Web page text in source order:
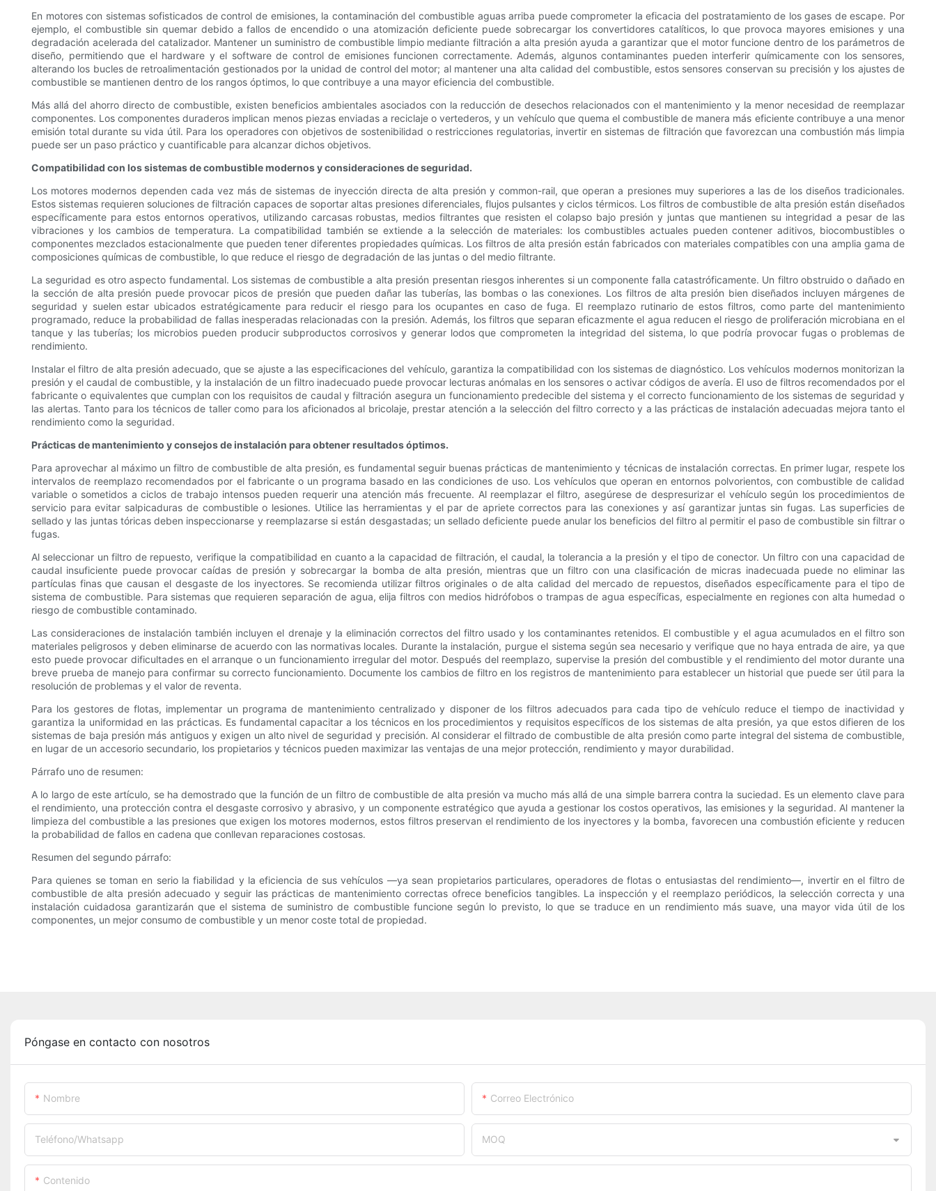
En motores con sistemas sofisticados de control de emisiones, la contaminación del combustible aguas arriba puede comprometer la eficacia del postratamiento de los gases de escape. Por
ejemplo, el combustible sin quemar debido a fallos de encendido o una atomización deficiente puede sobrecargar los convertidores catalíticos, lo que provoca mayores emisiones y una
degradación acelerada del catalizador. Mantener un suministro de combustible limpio mediante filtración a alta presión ayuda a garantizar que el motor funcione dentro de los parámetros de
diseño, permitiendo que el hardware y el software de control de emisiones funcionen correctamente. Además, algunos contaminantes pueden interferir químicamente con los sensores,
alterando los bucles de retroalimentación gestionados por la unidad de control del motor; al mantener una alta calidad del combustible, estos sensores conservan su precisión y los ajustes de
combustible se mantienen dentro de los rangos óptimos, lo que contribuye a una mayor eficiencia del combustible.
Más allá del ahorro directo de combustible, existen beneficios ambientales asociados con la reducción de desechos relacionados con el mantenimiento y la menor necesidad de reemplazar
componentes. Los componentes duraderos implican menos piezas enviadas a reciclaje o vertederos, y un vehículo que quema el combustible de manera más eficiente contribuye a una menor
emisión total durante su vida útil. Para los operadores con objetivos de sostenibilidad o restricciones regulatorias, invertir en sistemas de filtración que favorezcan una combustión más limpia
puede ser un paso práctico y cuantificable para alcanzar dichos objetivos.
Compatibilidad con los sistemas de combustible modernos y consideraciones de seguridad.
Los motores modernos dependen cada vez más de sistemas de inyección directa de alta presión y common-rail, que operan a presiones muy superiores a las de los diseños tradicionales.
Estos sistemas requieren soluciones de filtración capaces de soportar altas presiones diferenciales, flujos pulsantes y ciclos térmicos. Los filtros de combustible de alta presión están diseñados
específicamente para estos entornos operativos, utilizando carcasas robustas, medios filtrantes que resisten el colapso bajo presión y juntas que mantienen su integridad a pesar de las
vibraciones y los cambios de temperatura. La compatibilidad también se extiende a la selección de materiales: los combustibles actuales pueden contener aditivos, biocombustibles o
componentes mezclados estacionalmente que pueden tener diferentes propiedades químicas. Los filtros de alta presión están fabricados con materiales compatibles con una amplia gama de
composiciones químicas de combustible, lo que reduce el riesgo de degradación de las juntas o del medio filtrante.
La seguridad es otro aspecto fundamental. Los sistemas de combustible a alta presión presentan riesgos inherentes si un componente falla catastróficamente. Un filtro obstruido o dañado en
la sección de alta presión puede provocar picos de presión que pueden dañar las tuberías, las bombas o las conexiones. Los filtros de alta presión bien diseñados incluyen márgenes de
seguridad y suelen estar ubicados estratégicamente para reducir el riesgo para los ocupantes en caso de fuga. El reemplazo rutinario de estos filtros, como parte del mantenimiento
programado, reduce la probabilidad de fallas inesperadas relacionadas con la presión. Además, los filtros que separan eficazmente el agua reducen el riesgo de proliferación microbiana en el
tanque y las tuberías; los microbios pueden producir subproductos corrosivos y generar lodos que comprometen la integridad del sistema, lo que podría provocar fugas o problemas de
rendimiento.
Instalar el filtro de alta presión adecuado, que se ajuste a las especificaciones del vehículo, garantiza la compatibilidad con los sistemas de diagnóstico. Los vehículos modernos monitorizan la
presión y el caudal de combustible, y la instalación de un filtro inadecuado puede provocar lecturas anómalas en los sensores o activar códigos de avería. El uso de filtros recomendados por el
fabricante o equivalentes que cumplan con los requisitos de caudal y filtración asegura un funcionamiento predecible del sistema y el correcto funcionamiento de los sistemas de seguridad y
las alertas. Tanto para los técnicos de taller como para los aficionados al bricolaje, prestar atención a la selección del filtro correcto y a las prácticas de instalación adecuadas mejora tanto el
rendimiento como la seguridad.
Prácticas de mantenimiento y consejos de instalación para obtener resultados óptimos.
Para aprovechar al máximo un filtro de combustible de alta presión, es fundamental seguir buenas prácticas de mantenimiento y técnicas de instalación correctas. En primer lugar, respete los
intervalos de reemplazo recomendados por el fabricante o un programa basado en las condiciones de uso. Los vehículos que operan en entornos polvorientos, con combustible de calidad
variable o sometidos a ciclos de trabajo intensos pueden requerir una atención más frecuente. Al reemplazar el filtro, asegúrese de despresurizar el vehículo según los procedimientos de
servicio para evitar salpicaduras de combustible o lesiones. Utilice las herramientas y el par de apriete correctos para las conexiones y así garantizar juntas sin fugas. Las superficies de
sellado y las juntas tóricas deben inspeccionarse y reemplazarse si están desgastadas; un sellado deficiente puede anular los beneficios del filtro al permitir el paso de combustible sin filtrar o
fugas.
Al seleccionar un filtro de repuesto, verifique la compatibilidad en cuanto a la capacidad de filtración, el caudal, la tolerancia a la presión y el tipo de conector. Un filtro con una capacidad de
caudal insuficiente puede provocar caídas de presión y sobrecargar la bomba de alta presión, mientras que un filtro con una clasificación de micras inadecuada puede no eliminar las
partículas finas que causan el desgaste de los inyectores. Se recomienda utilizar filtros originales o de alta calidad del mercado de repuestos, diseñados específicamente para el tipo de
sistema de combustible. Para sistemas que requieren separación de agua, elija filtros con medios hidrófobos o trampas de agua específicas, especialmente en regiones con alta humedad o
riesgo de combustible contaminado.
Las consideraciones de instalación también incluyen el drenaje y la eliminación correctos del filtro usado y los contaminantes retenidos. El combustible y el agua acumulados en el filtro son
materiales peligrosos y deben eliminarse de acuerdo con las normativas locales. Durante la instalación, purgue el sistema según sea necesario y verifique que no haya entrada de aire, ya que
esto puede provocar dificultades en el arranque o un funcionamiento irregular del motor. Después del reemplazo, supervise la presión del combustible y el rendimiento del motor durante una
breve prueba de manejo para confirmar su correcto funcionamiento. Documente los cambios de filtro en los registros de mantenimiento para establecer un historial que puede ser útil para la
resolución de problemas y el valor de reventa.
Para los gestores de flotas, implementar un programa de mantenimiento centralizado y disponer de los filtros adecuados para cada tipo de vehículo reduce el tiempo de inactividad y
garantiza la uniformidad en las prácticas. Es fundamental capacitar a los técnicos en los procedimientos y requisitos específicos de los sistemas de alta presión, ya que estos difieren de los
sistemas de baja presión más antiguos y exigen un alto nivel de seguridad y precisión. Al considerar el filtrado de combustible de alta presión como parte integral del sistema de combustible,
en lugar de un accesorio secundario, los propietarios y técnicos pueden maximizar las ventajas de una mejor protección, rendimiento y mayor durabilidad.
Párrafo uno de resumen:
A lo largo de este artículo, se ha demostrado que la función de un filtro de combustible de alta presión va mucho más allá de una simple barrera contra la suciedad. Es un elemento clave para
el rendimiento, una protección contra el desgaste corrosivo y abrasivo, y un componente estratégico que ayuda a gestionar los costos operativos, las emisiones y la seguridad. Al mantener la
limpieza del combustible a las presiones que exigen los motores modernos, estos filtros preservan el rendimiento de los inyectores y la bomba, favorecen una combustión eficiente y reducen
la probabilidad de fallos en cadena que conllevan reparaciones costosas.
Resumen del segundo párrafo:
Para quienes se toman en serio la fiabilidad y la eficiencia de sus vehículos —ya sean propietarios particulares, operadores de flotas o entusiastas del rendimiento—, invertir en el filtro de
combustible de alta presión adecuado y seguir las prácticas de mantenimiento correctas ofrece beneficios tangibles. La inspección y el reemplazo periódicos, la selección correcta y una
instalación cuidadosa garantizarán que el sistema de suministro de combustible funcione según lo previsto, lo que se traduce en un rendimiento más suave, una mayor vida útil de los
componentes, un mejor consumo de combustible y un menor coste total de propiedad.
Póngase en contacto con nosotros
Nombre Correo Electrónico
Teléfono/whatsapp MOQ
Contenido